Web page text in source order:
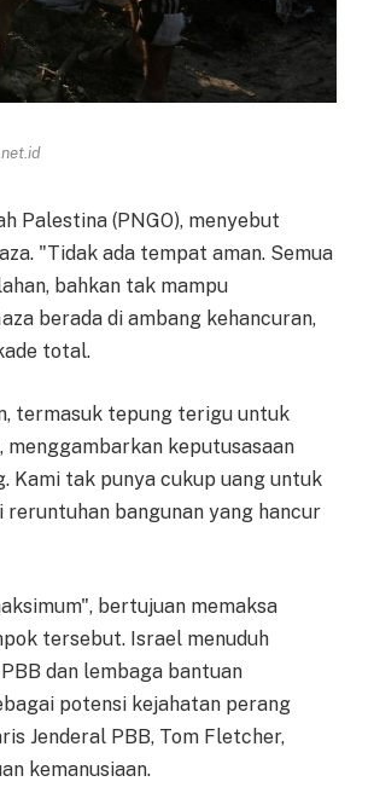
Palestina (PNGO), menyebut
"Tidak ada tempat aman. Semua
bahkan tak mampu
berada di ambang kehancuran,
total.
termasuk tepung terigu untuk
menggambarkan keputusasaan
Kami tak punya cukup uang untuk
bangunan yang hancur
bertujuan memaksa
tersebut. Israel menuduh
dan lembaga bantuan
potensi kejahatan perang
Jenderal PBB, Tom Fletcher,
kemanusiaan.